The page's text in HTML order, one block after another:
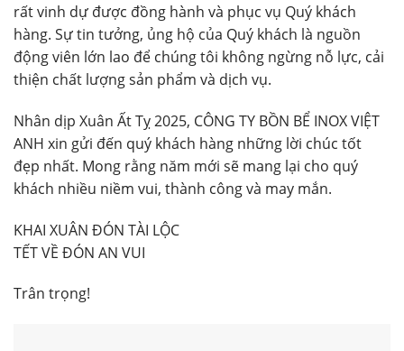
rất vinh dự được đồng hành và phục vụ Quý khách
hàng. Sự tin tưởng, ủng hộ của Quý khách là nguồn
động viên lớn lao để chúng tôi không ngừng nỗ lực, cải
thiện chất lượng sản phẩm và dịch vụ.
Nhân dịp Xuân Ất Tỵ 2025, CÔNG TY BỒN BỂ INOX VIỆT
ANH xin gửi đến quý khách hàng những lời chúc tốt
đẹp nhất. Mong rằng năm mới sẽ mang lại cho quý
khách nhiều niềm vui, thành công và may mắn.
KHAI XUÂN ĐÓN TÀI LỘC
TẾT VỀ ĐÓN AN VUI
Trân trọng!